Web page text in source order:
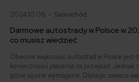
2024.10.08 • Samochód
Darmowe autostrady w Polsce w
co musisz wiedzieć
Obecnie większość autostrad w Polsce jest
konieczności płacenia za przejazd. Jednak
gdzie są one wymagane. Dlatego zawsze